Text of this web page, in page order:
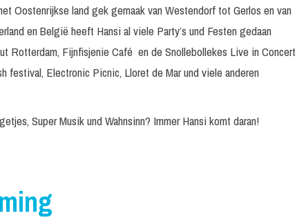
Oostenrijkse land gek gemaak van Westendorf tot Gerlos en van
en België heeft Hansi al viele Party’s und Festen gedaan
Rotterdam, Fijnfisjenie Café en de Snollebollekes Live in Concert
festival, Electronic Picnic, Lloret de Mar und viele anderen
Super Musik und Wahnsinn? Immer Hansi komt daran!